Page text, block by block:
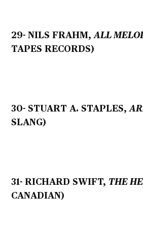
29- NILS FRAHM,ALL
TAPES RECORDS)
30- STUART A. STAPLES,
SLANG)
31- RICHARD SWIFT, THE
CANADIAN)